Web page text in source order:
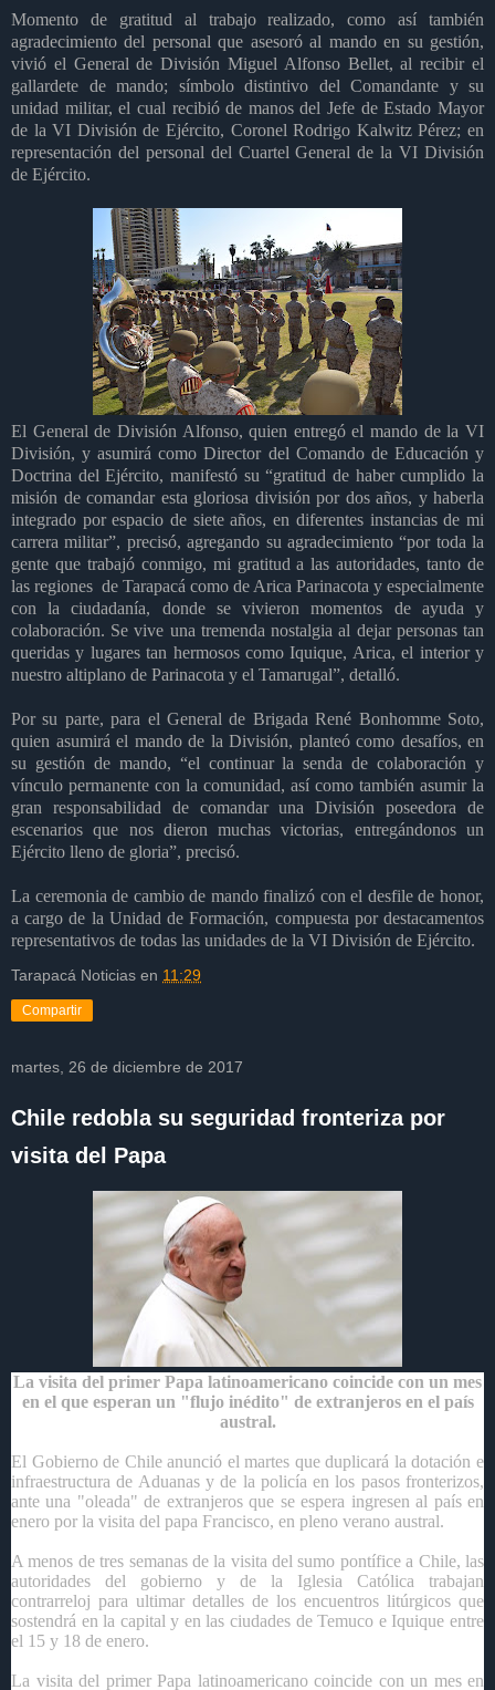
Momento de gratitud al trabajo realizado, como así también
agradecimiento del personal que asesoró al mando en su gestión,
vivió el General de División Miguel Alfonso Bellet, al recibir el
gallardete de mando; símbolo distintivo del Comandante y su
unidad militar, el cual recibió de manos del Jefe de Estado Mayor
de la VI División de Ejército, Coronel Rodrigo Kalwitz Pérez; en
representación del personal del Cuartel General de la VI División
de Ejército.
El General de División Alfonso, quien entregó el mando de la VI
División, y asumirá como Director del Comando de Educación y
Doctrina del Ejército, manifestó su “gratitud de haber cumplido la
misión de comandar esta gloriosa división por dos años, y haberla
integrado por espacio de siete años, en diferentes instancias de mi
carrera militar”, precisó, agregando su agradecimiento “por toda la
gente que trabajó conmigo, mi gratitud a las autoridades, tanto de
las regiones de Tarapacá como de Arica Parinacota y especialmente
con la ciudadanía, donde se vivieron momentos de ayuda y
colaboración. Se vive una tremenda nostalgia al dejar personas tan
queridas y lugares tan hermosos como Iquique, Arica, el interior y
nuestro altiplano de Parinacota y el Tamarugal”, detalló.
Por su parte, para el General de Brigada René Bonhomme Soto,
quien asumirá el mando de la División, planteó como desafíos, en
su gestión de mando, “el continuar la senda de colaboración y
vínculo permanente con la comunidad, así como también asumir la
gran responsabilidad de comandar una División poseedora de
escenarios que nos dieron muchas victorias, entregándonos un
Ejército lleno de gloria”, precisó.
La ceremonia de cambio de mando finalizó con el desfile de honor,
a cargo de la Unidad de Formación, compuesta por destacamentos
representativos de todas las unidades de la VI División de Ejército.
Tarapacá Noticias en 11:29
Compartir
martes, 26 de diciembre de 2017
Chile redobla su seguridad fronteriza por
visita del Papa
La visita del primer Papa latinoamericano coincide con un mes
en el que esperan un "flujo inédito" de extranjeros en el país
austral.
El Gobierno de Chile anunció el martes que duplicará la dotación e
infraestructura de Aduanas y de la policía en los pasos fronterizos,
ante una "oleada" de extranjeros que se espera ingresen al país en
enero por la visita del papa Francisco, en pleno verano austral.
A menos de tres semanas de la visita del sumo pontífice a Chile, las
autoridades del gobierno y de la Iglesia Católica trabajan
contrarreloj para ultimar detalles de los encuentros litúrgicos que
sostendrá en la capital y en las ciudades de Temuco e Iquique entre
el 15 y 18 de enero.
La visita del primer Papa latinoamericano coincide con un mes en